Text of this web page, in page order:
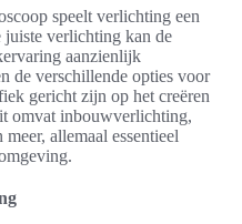
speelt verlichting een
juiste verlichting kan de
aanzienlijk
de verschillende opties voor
gericht zijn op het creëren
omvat inbouwverlichting,
allemaal essentieel